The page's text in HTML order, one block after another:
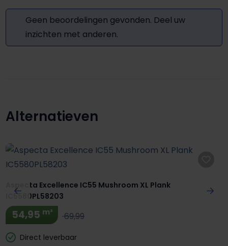
Geen beoordelingen gevonden. Deel uw
inzichten met anderen.
Productgalerij overslaan
Alternatieven
Aspecta Excellence IC55 Mushroom XL Plank
IC5580PL58203
54,95 m² 69,99
Direct leverbaar